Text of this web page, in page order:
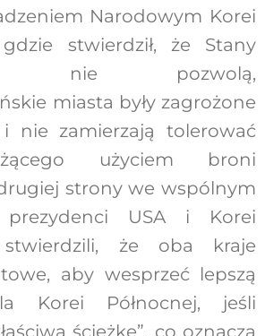
Narodowym Korei
gdzie stwierdził, że Stany
nie pozwolą,
miasta były zagrożone
i nie zamierzają tolerować
użyciem broni
strony we wspólnym
prezydenci USA i Korei
stwierdzili, że oba kraje
aby wesprzeć lepszą
Korei Północnej, jeśli
ścieżkę”, co oznacza